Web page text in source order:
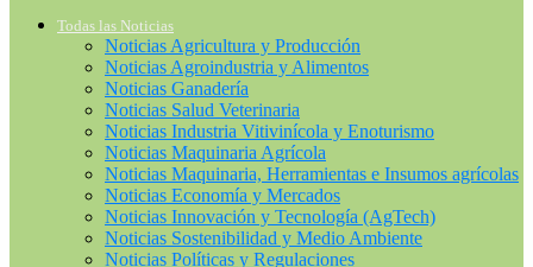
Todas las Noticias
Noticias Agricultura y Producción
Noticias Agroindustria y Alimentos
Noticias Ganadería
Noticias Salud Veterinaria
Noticias Industria Vitivinícola y Enoturismo
Noticias Maquinaria Agrícola
Noticias Maquinaria, Herramientas e Insumos agrícolas
Noticias Economía y Mercados
Noticias Innovación y Tecnología (AgTech)
Noticias Sostenibilidad y Medio Ambiente
Noticias Políticas y Regulaciones